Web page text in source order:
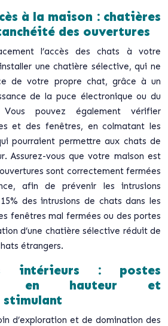
à la maison : chatières
des ouvertures
l’accès des chats à votre
une chatière sélective, qui ne
de votre propre chat, grâce à un
de la puce électronique ou du
Vous pouvez également vérifier
et des fenêtres, en colmatant les
pourraient permettre aux chats de
Assurez-vous que votre maison est
sont correctement fermées
afin de prévenir les intrusions
des intrusions de chats dans les
fenêtres mal fermées ou des portes
d’une chatière sélective réduit de
étrangers.
intérieurs : postes
en hauteur et
stimulant
d’exploration et de domination des